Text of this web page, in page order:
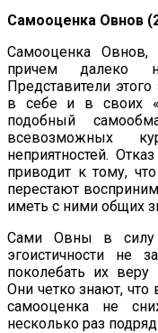
Самооценка Овнов
Самооценка Овнов,
причем далеко
Представители
в себе и в своих
подобный
всевозможных
неприятностей.
приводит к тому,
перестают
иметь с ними общих
Сами Овны в силу
эгоистичности не
поколебать их
Они четко знают, что
самооценка не
несколько раз